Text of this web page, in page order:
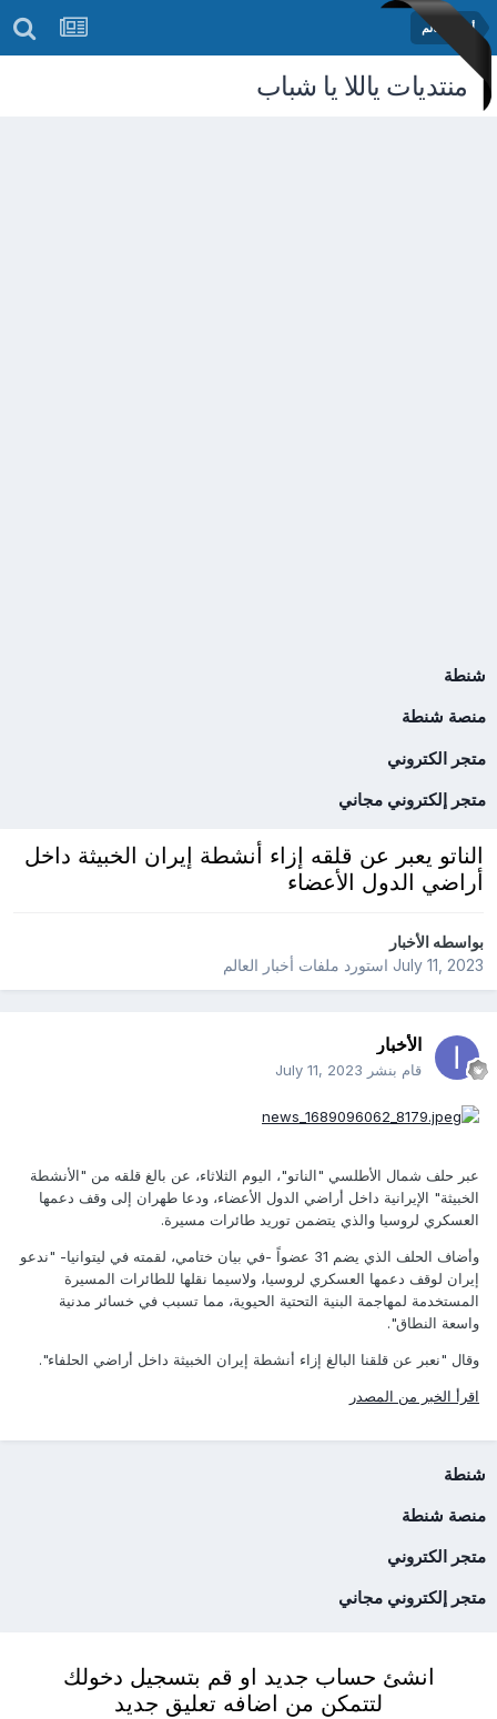
أخبار العالم
منتديات ياللا يا شباب
شنطة
منصة شنطة
متجر الكتروني
متجر إلكتروني مجاني
الناتو يعبر عن قلقه إزاء أنشطة إيران الخبيثة داخل
أراضي الدول الأعضاء
بواسطهالأخبار
July 11, 2023استورد ملفات أخبار العالم
الأخبار
قام بنشر July 11, 2023
عبر حلف شمال الأطلسي "الناتو"، اليوم الثلاثاء، عن بالغ قلقه من "الأنشطة
الخبيثة" الإيرانية داخل أراضي الدول الأعضاء، ودعا طهران إلى وقف دعمها
العسكري لروسيا والذي يتضمن توريد طائرات مسيرة.
وأضاف الحلف الذي يضم 31 عضواً -في بيان ختامي، لقمته في ليتوانيا- "ندعو
إيران لوقف دعمها العسكري لروسيا، ولاسيما نقلها للطائرات المسيرة
المستخدمة لمهاجمة البنية التحتية الحيوية، مما تسبب في خسائر مدنية
واسعة النطاق".
وقال "نعبر عن قلقنا البالغ إزاء أنشطة إيران الخبيثة داخل أراضي الحلفاء".
اقرأ الخبر من المصدر
شنطة
منصة شنطة
متجر الكتروني
متجر إلكتروني مجاني
انشئ حساب جديد او قم بتسجيل دخولك
لتتمكن من اضافه تعليق جديد